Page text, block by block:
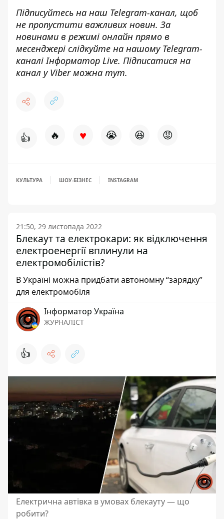
Підписуйтесь на наш Telegram-канал, щоб
не пропустити важливих новин. За
новинами в режимі онлайн прямо в
месенджері слідкуйте на нашому Telegram-
каналіІнформатор Live. Підписатися на
канал у Viber можна тут.
👍 🔥 ♥ 😭 😆 😡
КУЛЬТУРА ШОУ-БІЗНЕС INSTAGRAM
21:50, 29 листопада 2022
Блекаут та електрокари: як відключення
електроенергії вплинули на
електромобілістів?
В Україні можна придбати автономну “зарядку”
для електромобіля
Інформатор Україна
ЖУРНАЛІСТ
👍
Електрична автівка в умовах блекауту — що
робити?